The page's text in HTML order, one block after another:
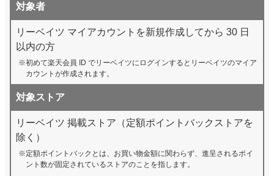
対象者
リーベイツ マイアカウントを新規作成してから 30 日
以内の方
初めて楽天会員 ID でリーベイツにログインするとリーベイツのマイア
カウントが作成されます。
対象ストア
リーベイツ 掲載ストア（定額ポイントバックストアを
除く）
定額ポイントバックとは、お買い物金額に関わらず、進呈されるポイ
ント数が固定されているストアのことを指します。